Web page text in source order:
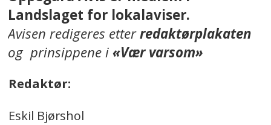
Landslaget for lokalaviser.
Avisen redigeres etterredaktørplakaten
og prinsippene i«Vær varsom»
Redaktør:
Eskil Bjørshol